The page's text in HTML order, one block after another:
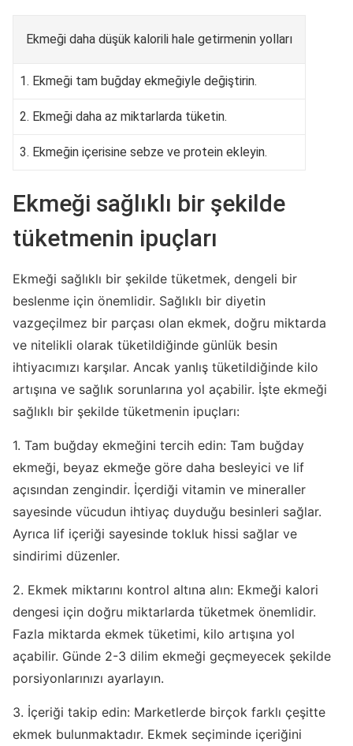
Ekmeği daha düşük kalorili hale getirmenin yolları
1. Ekmeği tam buğday ekmeğiyle değiştirin.
2. Ekmeği daha az miktarlarda tüketin.
3. Ekmeğin içerisine sebze ve protein ekleyin.
Ekmeği sağlıklı bir şekilde
tüketmenin ipuçları
Ekmeği sağlıklı bir şekilde tüketmek, dengeli bir
beslenme için önemlidir. Sağlıklı bir diyetin
vazgeçilmez bir parçası olan ekmek, doğru miktarda
ve nitelikli olarak tüketildiğinde günlük besin
ihtiyacımızı karşılar. Ancak yanlış tüketildiğinde kilo
artışına ve sağlık sorunlarına yol açabilir. İşte ekmeği
sağlıklı bir şekilde tüketmenin ipuçları:
1. Tam buğday ekmeğini tercih edin: Tam buğday
ekmeği, beyaz ekmeğe göre daha besleyici ve lif
açısından zengindir. İçerdiği vitamin ve mineraller
sayesinde vücudun ihtiyaç duyduğu besinleri sağlar.
Ayrıca lif içeriği sayesinde tokluk hissi sağlar ve
sindirimi düzenler.
2. Ekmek miktarını kontrol altına alın: Ekmeği kalori
dengesi için doğru miktarlarda tüketmek önemlidir.
Fazla miktarda ekmek tüketimi, kilo artışına yol
açabilir. Günde 2-3 dilim ekmeği geçmeyecek şekilde
porsiyonlarınızı ayarlayın.
3. İçeriği takip edin: Marketlerde birçok farklı çeşitte
ekmek bulunmaktadır. Ekmek seçiminde içeriğini